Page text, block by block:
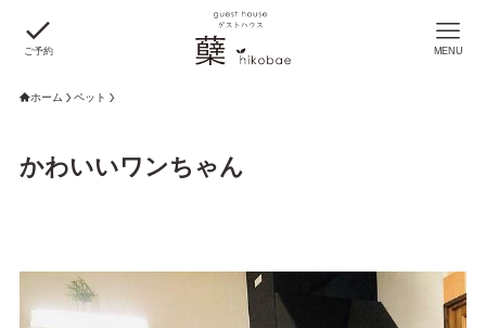
ご予約 MENU
ホーム ペット
かわいいワンちゃん